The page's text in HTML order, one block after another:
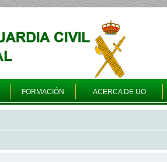
FORMACIÓN ACERCA DE UO